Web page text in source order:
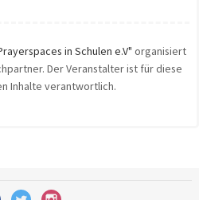
in Schulen e.V" organisiert
Der Veranstalter ist für diese
Inhalte verantwortlich.